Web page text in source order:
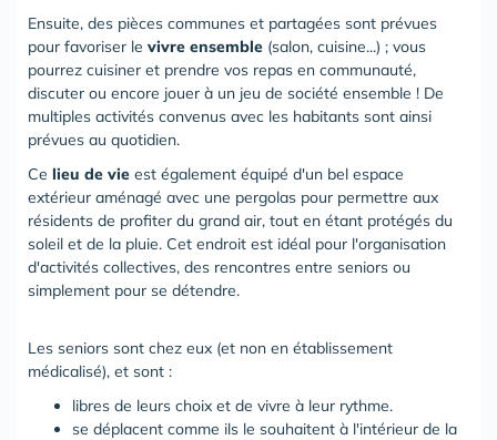
Ensuite, des pièces communes et partagées sont prévues
pour favoriser le vivre ensemble (salon, cuisine...) ; vous
pourrez cuisiner et prendre vos repas en communauté,
discuter ou encore jouer à un jeu de société ensemble ! De
multiples activités convenus avec les habitants sont ainsi
prévues au quotidien.
Ce lieu de vie est également équipé d'un bel espace
extérieur aménagé avec une pergolas pour permettre aux
résidents de profiter du grand air, tout en étant protégés du
soleil et de la pluie. Cet endroit est idéal pour l'organisation
d'activités collectives, des rencontres entre seniors ou
simplement pour se détendre.
Les seniors sont chez eux (et non en établissement
médicalisé), et sont :
libres de leurs choix et de vivre à leur rythme.
se déplacent comme ils le souhaitent à l'intérieur de la